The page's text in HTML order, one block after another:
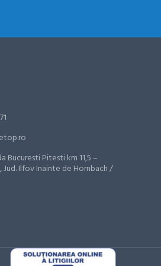
Bucuresti Pitesti km 11,5 –
Jud. Ilfov Inainte de Hornbach /